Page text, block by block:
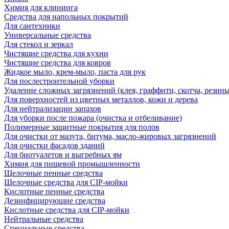
Химия для клининга
Средства для напольных покрытий
Для сантехники
Универсальные средства
Для стекол и зеркал
Чистящие средства для кухни
Чистящие средства для ковров
Жидкое мыло, крем-мыло, паста для рук
Для послестроительной уборки
Удаление сложных загрязнений (клея, граффити, скотча,
Для поверхностей из цветных металлов, кожи и дерева
Для нейтрализации запахов
Для уборки после пожара (очистка и отбеливание)
Полимерные защитные покрытия для полов
Для очистки от мазута, битума, масло-жировых загрязнений
Для очистки фасадов зданий
Для биотуалетов и выгребных ям
Химия для пищевой промышленности
Щелочные пенные средства
Щелочные средства для CIP-мойки
Кислотные пенные средства
Дезинфицирующие средства
Кислотные средства для CIP-мойки
Нейтральные средства